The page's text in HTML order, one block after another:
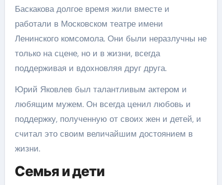
Баскакова долгое время жили вместе и
работали в Московском театре имени
Ленинского комсомола. Они были неразлучны не
только на сцене, но и в жизни, всегда
поддерживая и вдохновляя друг друга.
Юрий Яковлев был талантливым актером и
любящим мужем. Он всегда ценил любовь и
поддержку, полученную от своих жен и детей, и
считал это своим величайшим достоянием в
жизни.
Семья и дети